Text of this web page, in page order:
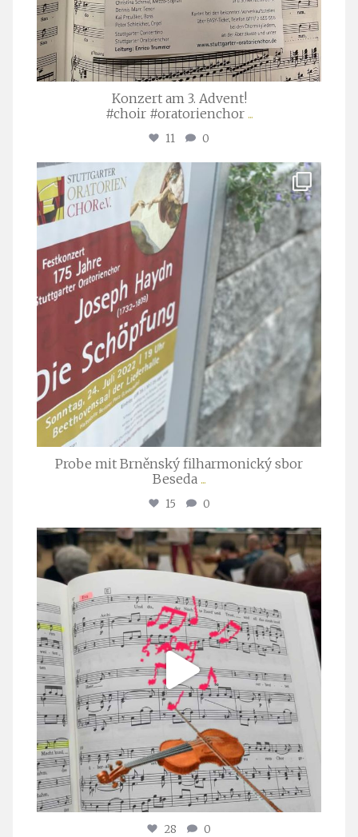
Konzert am 3. Advent!
#choir #oratorienchor ...
11 0
stuttgarter_oratorienchor
Juli 23
Probe mit Brněnský filharmonický sbor
Beseda ...
15 0
stuttgarter_oratorienchor
Juli 23
28 0